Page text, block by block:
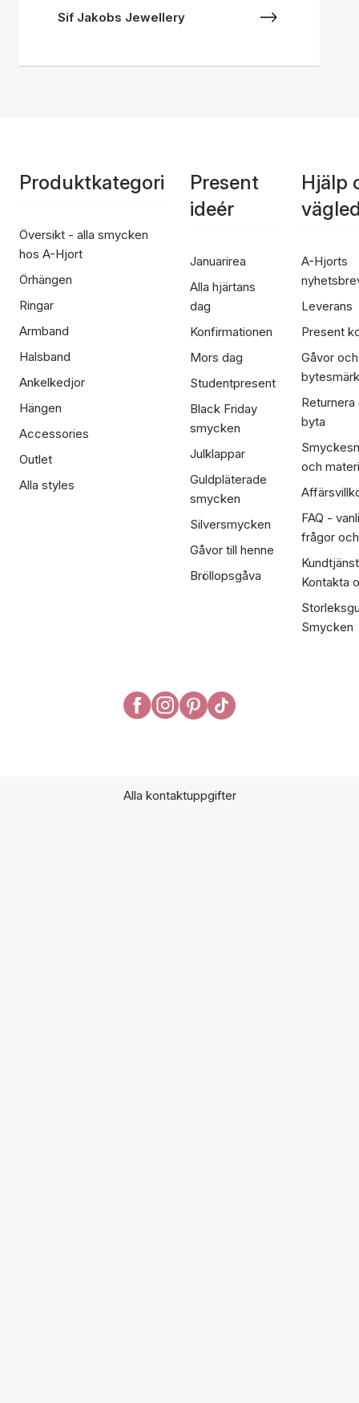
Sif Jakobs Jewellery
Produktkategori
Översikt - alla smycken
hos A-Hjort
Örhängen
Ringar
Armband
Halsband
Ankelkedjor
Hängen
Accessories
Outlet
Alla styles
Present
ideér
Januarirea
Alla hjärtans
dag
Konfirmationen
Mors dag
Studentpresent
Black Friday
smycken
Julklappar
Guldpläterade
smycken
Silversmycken
Gåvor till henne
Bröllopsgåva
Hjälp
A-Hjorts
Leverans
Present
Gåvor och
Returnera
byta
och
FAQ -
frågor
Kontakta
Smycken
Alla kontaktuppgifter